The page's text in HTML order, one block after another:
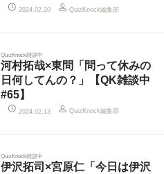
2024.02.20 QuizKnock編集部
QuizKnock雑談中
河村拓哉×東問「問って休みの
日何してんの？」【QK雑談中
#65】
2024.02.13 QuizKnock編集部
QuizKnock雑談中
伊沢拓司×宮原仁「今日は伊沢